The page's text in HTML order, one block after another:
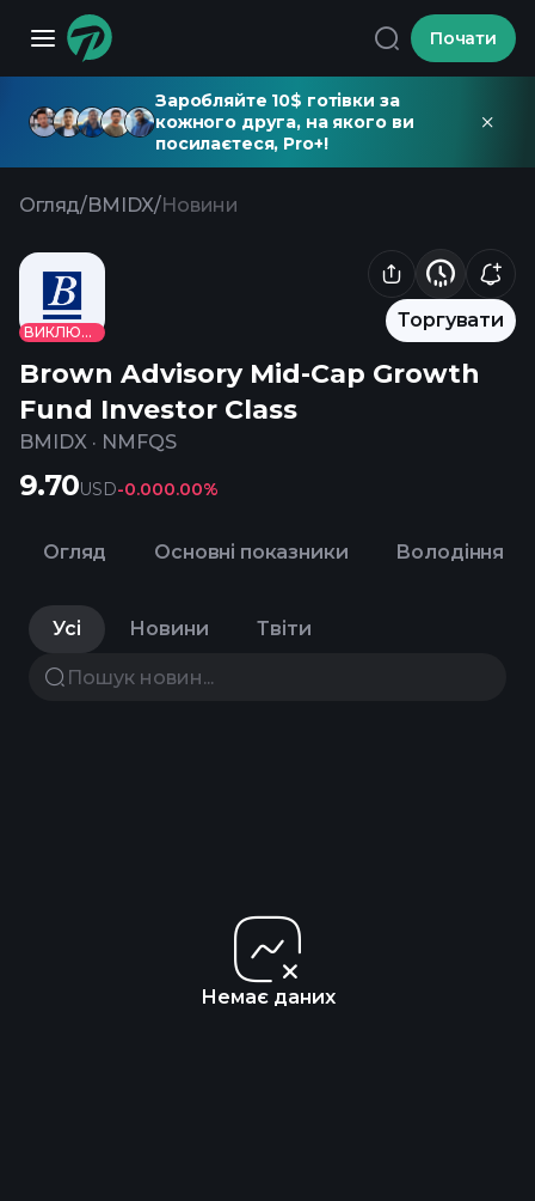
Почати
Заробляйте 10$ готівки за
кожного друга, на якого ви
посилаєтеся, Pro+!
Огляд/BMIDX/Новини
ВИКЛЮЧЕНО
Торгувати
Brown Advisory Mid-Cap Growth
Fund Investor Class
BMIDX · NMFQS
9.70USD-0.000.00%
Огляд Основні показники Володіння
Усі Новини Твіти
Немає даних